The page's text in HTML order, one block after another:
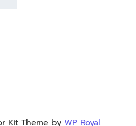
Kit Theme by WP Royal.